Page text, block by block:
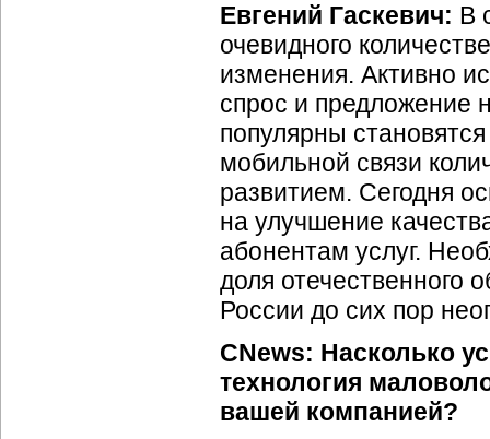
Евгений Гаскевич: В
очевидного
изменения. Активно
спрос и предложение
популярны
мобильной связи
развитием. Сегодня
на улучшение
абонентам услуг.
доля отечественного
России до сих пор
CNews: Насколько
технология
вашей компанией?